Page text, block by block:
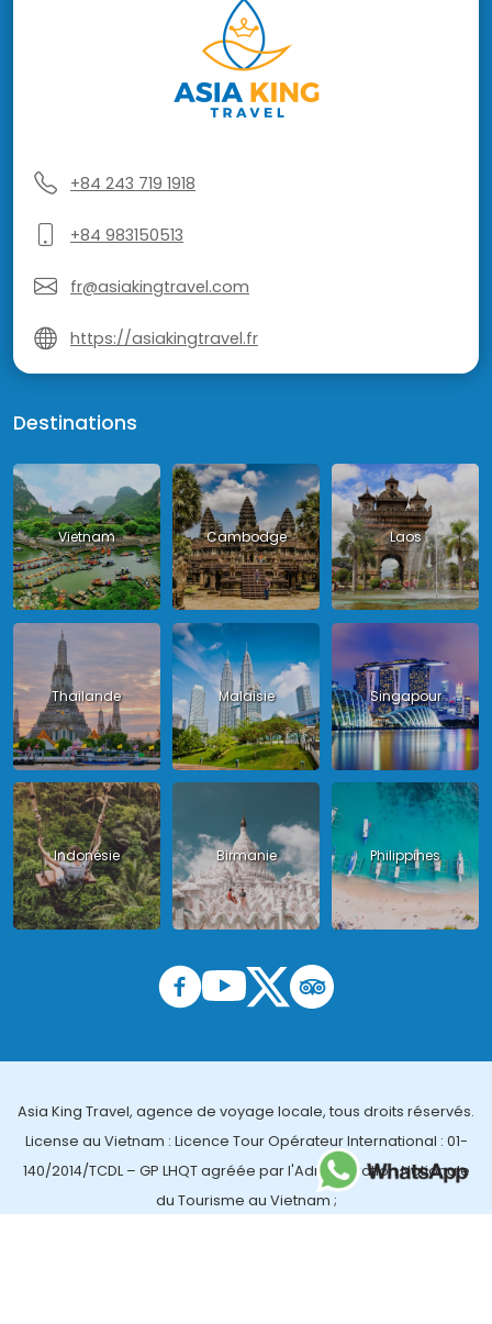
+84 243 719 1918
+84 983150513
fr@asiakingtravel.com
https://asiakingtravel.fr
Destinations
Vietnam Cambodge Laos
Thailande Malaisie Singapour
Indonésie Birmanie Philippines
Asia King Travel, agence de voyage locale, tous droits réservés.
License au Vietnam : Licence Tour Opérateur International : 01-
140/2014/TCDL – GP LHQT agréée par l'Administration Nationale
du Tourisme au Vietnam ;